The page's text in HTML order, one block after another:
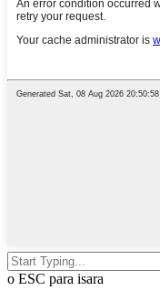
o ESC para isara